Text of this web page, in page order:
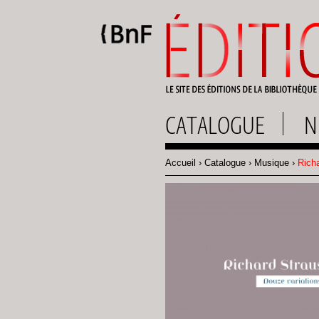
CATALOGUE
Fil
d'Ariane
Accueil Catalogue Musique